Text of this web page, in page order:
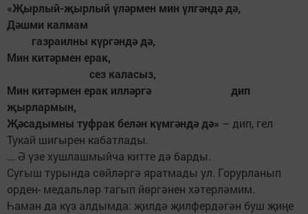
«Җырлый-җырлый үләрмен мин үлгәндә дә,
Дәшми калмам
газраилны күргәндә дә,
Мин китәрмен ерак,
сез каласыз,
Мин китәрмен ерак илләргә дип
җырлармын,
Җәсадымны туфрак белән күмгәндә дә» – дип, гел
Тукай шигырен кабатлады.
... Ә үзе хушлашмыйча китте дә барды.
Сугыш турында сөйләргә яратмады ул. Горурланып
орден- медальләр тагып йөргәнен хәтерләмим.
Һаман да күз алдымда: җилдә җилфердәгән буш җиңе